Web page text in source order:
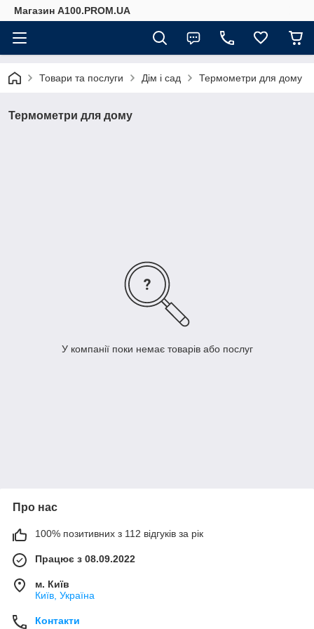
Магазин A100.PROM.UA
Товари та послуги Дім і сад Термометри для дому
Термометри для дому
У компанії поки немає товарів або послуг
Про нас
100% позитивних з 112 відгуків за рік
Працює з 08.09.2022
м. Київ
Київ, Україна
Контакти